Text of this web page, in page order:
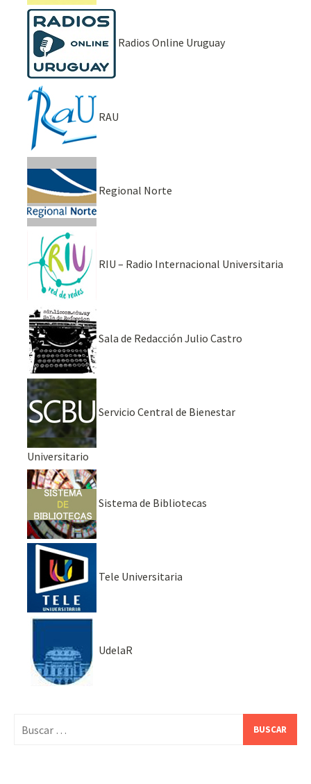
Radios Online Uruguay
RAU
Regional Norte
RIU – Radio Internacional Universitaria
Sala de Redacción Julio Castro
Servicio Central de Bienestar
Universitario
Sistema de Bibliotecas
Tele Universitaria
UdelaR